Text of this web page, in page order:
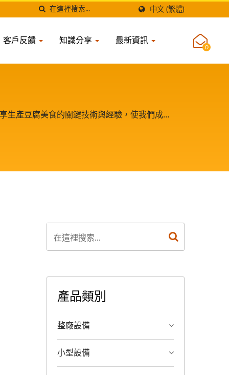
中文 (繁體)
客戶反饋 知識分享 最新資訊
0
生產豆腐美食的關鍵技術與經驗，使我們成為
產品類別
整廠設備
小型設備